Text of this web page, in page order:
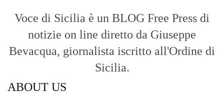
Voce di Sicilia è un BLOG Free Press di
notizie on line diretto da Giuseppe
Bevacqua, giornalista iscritto all'Ordine di
Sicilia.
ABOUT US